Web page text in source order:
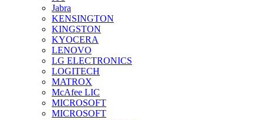
Jabra
KENSINGTON
KINGSTON
KYOCERA
LENOVO
LG ELECTRONICS
LOGITECH
MATROX
McAfee LIC
MICROSOFT
MICROSOFT